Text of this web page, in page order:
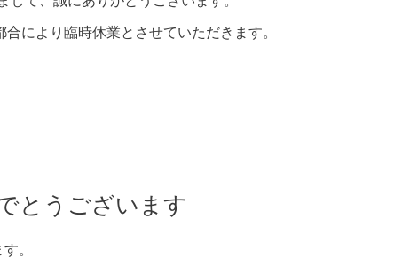
により臨時休業とさせていただきます。
とうございます
。